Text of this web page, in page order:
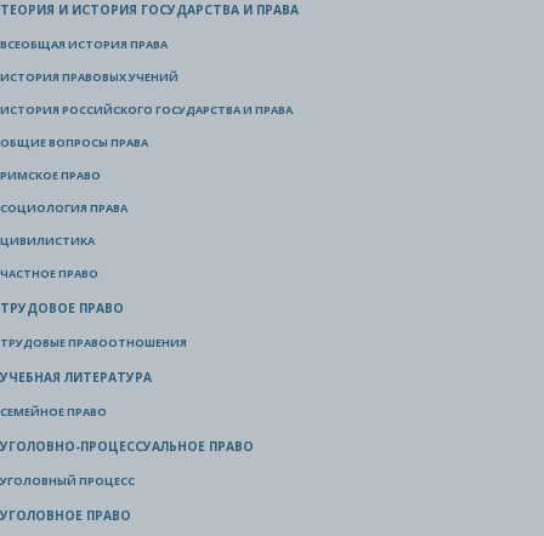
ТЕОРИЯ И ИСТОРИЯ ГОСУДАРСТВА И ПРАВА
ВСЕОБЩАЯ ИСТОРИЯ ПРАВА
ИСТОРИЯ ПРАВОВЫХ УЧЕНИЙ
ИСТОРИЯ РОССИЙСКОГО ГОСУДАРСТВА И ПРАВА
ОБЩИЕ ВОПРОСЫ ПРАВА
РИМСКОЕ ПРАВО
СОЦИОЛОГИЯ ПРАВА
ЦИВИЛИСТИКА
ЧАСТНОЕ ПРАВО
ТРУДОВОЕ ПРАВО
ТРУДОВЫЕ ПРАВООТНОШЕНИЯ
УЧЕБНАЯ ЛИТЕРАТУРА
СЕМЕЙНОЕ ПРАВО
УГОЛОВНО-ПРОЦЕССУАЛЬНОЕ ПРАВО
УГОЛОВНЫЙ ПРОЦЕСС
УГОЛОВНОЕ ПРАВО